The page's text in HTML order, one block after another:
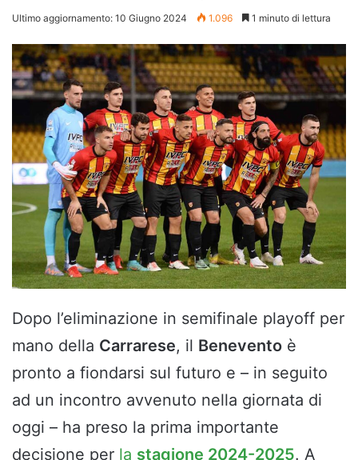
Ultimo aggiornamento: 10 Giugno 2024 1.096 1 minuto di lettura
Dopo l’eliminazione in semifinale playoff per
mano della Carrarese, il Benevento è
pronto a fiondarsi sul futuro e – in seguito
ad un incontro avvenuto nella giornata di
oggi – ha preso la prima importante
decisione per la stagione 2024-2025. A